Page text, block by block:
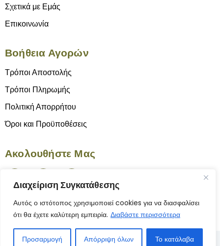
Διαχείριση Συγκατάθεσης
Αυτός ο ιστότοπος χρησιμοποιεί cookies για να διασφαλίσει
ότι θα έχετε καλύτερη εμπειρία. Διαβάστε περισσότερα
Προσαρμογή Απόρριψη όλων Το κατάλαβα
Σχετικά με Εμάς
Επικοινωνία
Βοήθεια Αγορών
Τρόποι Αποστολής
Τρόποι Πληρωμής
Πολιτική Απορρήτου
Όροι και Προϋποθέσεις
Ακολουθήστε Μας